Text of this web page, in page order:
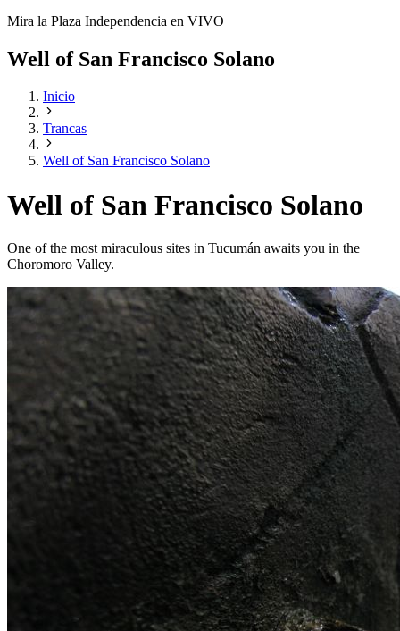
Mira la Plaza Independencia en VIVO
Well of San Francisco Solano
Inicio
Trancas
Well of San Francisco Solano
Well of San Francisco Solano
One of the most miraculous sites in Tucumán awaits you in the
Choromoro Valley.